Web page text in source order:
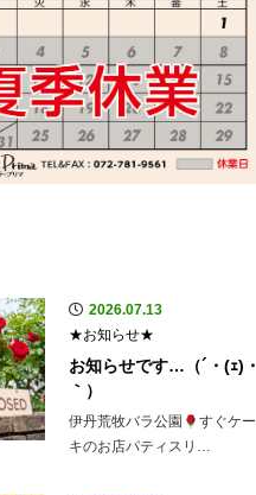
2026.07.13
★お知らせ★
お知らせです…（´・(ｪ)・
｀）
伊丹荒牧バラ公園
すぐケー
キのお店パティスリ…